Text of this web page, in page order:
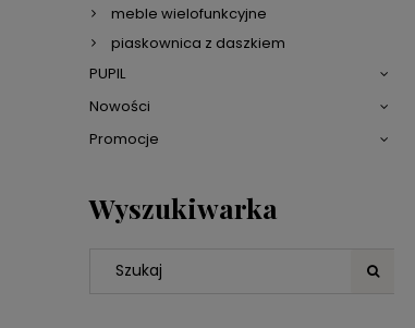
meble wielofunkcyjne
piaskownica z daszkiem
PUPIL
Nowości
Promocje
Wyszukiwarka